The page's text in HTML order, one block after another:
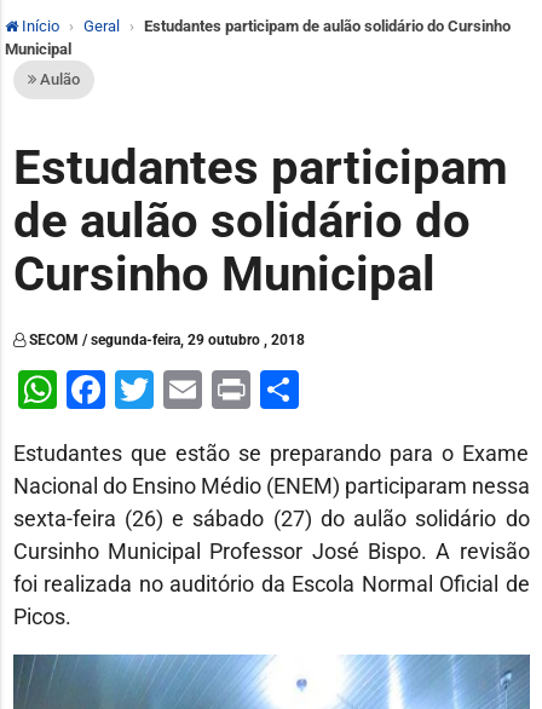
Início Geral
Estudantes participam de aulão solidário do Cursinho
Municipal
Aulão
Estudantes participam
de aulão solidário do
Cursinho Municipal
SECOM / segunda-feira, 29 outubro , 2018
WhatsApp
Facebook
Twitter
Email
PrintShare
Estudantes que estão se preparando para o Exame
Nacional do Ensino Médio (ENEM) participaram nessa
sexta-feira (26) e sábado (27) do aulão solidário do
Cursinho Municipal Professor José Bispo. A revisão
foi realizada no auditório da Escola Normal Oficial de
Picos.